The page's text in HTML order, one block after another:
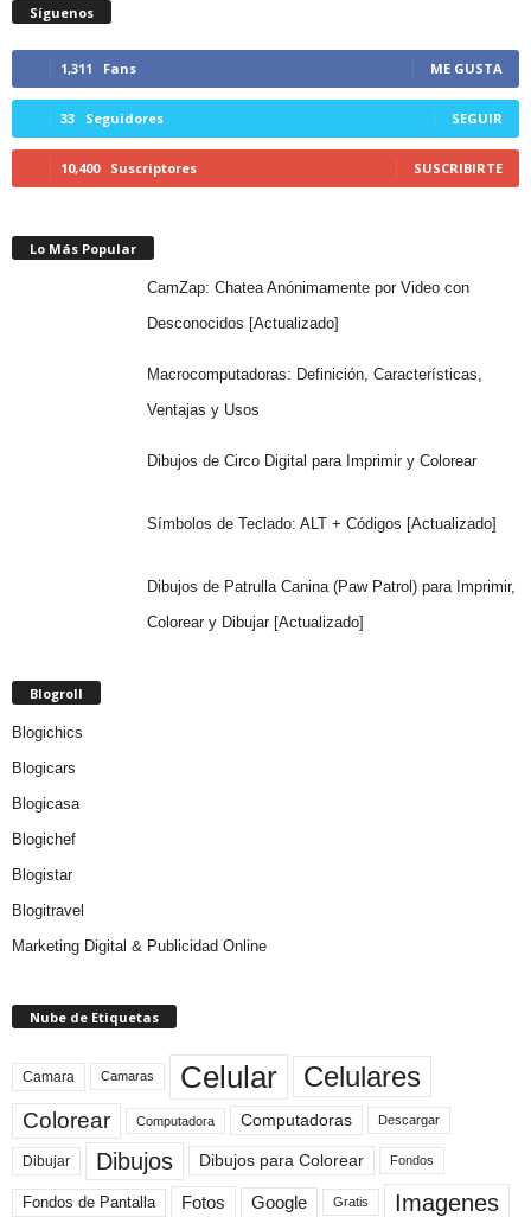
Síguenos
1,311 Fans ME GUSTA
33 Seguidores SEGUIR
10,400 Suscriptores SUSCRIBIRTE
Lo Más Popular
CamZap: Chatea Anónimamente por Video con
Desconocidos [Actualizado]
Macrocomputadoras: Definición, Características,
Ventajas y Usos
Dibujos de Circo Digital para Imprimir y Colorear
Símbolos de Teclado: ALT + Códigos [Actualizado]
Dibujos de Patrulla Canina (Paw Patrol) para Imprimir,
Colorear y Dibujar [Actualizado]
Blogroll
Blogichics
Blogicars
Blogicasa
Blogichef
Blogistar
Blogitravel
Marketing Digital & Publicidad Online
Nube de Etiquetas
Camara Camaras Celular Celulares
Colorear Computadora Computadoras Descargar
Dibujar Dibujos Dibujos para Colorear Fondos
Fondos de Pantalla Fotos Google Gratis Imagenes